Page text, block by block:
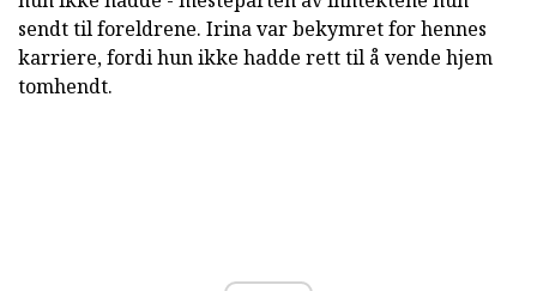
sendt til foreldrene. Irina var bekymret for hennes
karriere, fordi hun ikke hadde rett til å vende hjem
tomhendt.